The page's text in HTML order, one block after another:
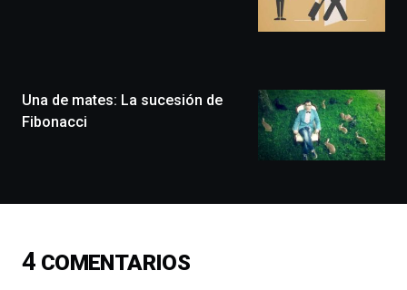
monólogos,
exposiciones,
de
16
Una de mates: La sucesión de
Fibonacci
4 COMENTARIOS